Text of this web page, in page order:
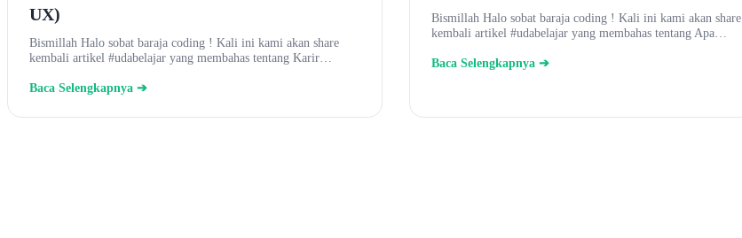
UX)
Bismillah Halo sobat baraja coding ! Kali ini kami akan share
kembali artikel #udabelajar yang membahas tentang Karir…
Baca Selengkapnya ➔
Bismillah Halo sobat baraja coding ! Kali ini kami akan share
kembali artikel #udabelajar yang membahas tentang Apa…
Baca Selengkapnya ➔